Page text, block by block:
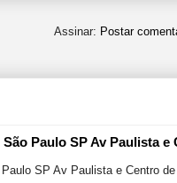
Assinar: Postar
Paulo SP Av Paulista e
SP Av Paulista e Centro